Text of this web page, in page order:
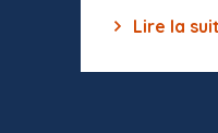
Lire la